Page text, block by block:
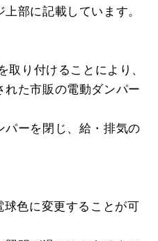
部に記載しています。
取り付けることにより、
た市販の電動ダンパー
パーを閉じ、給・排気の
球色に変更することが可